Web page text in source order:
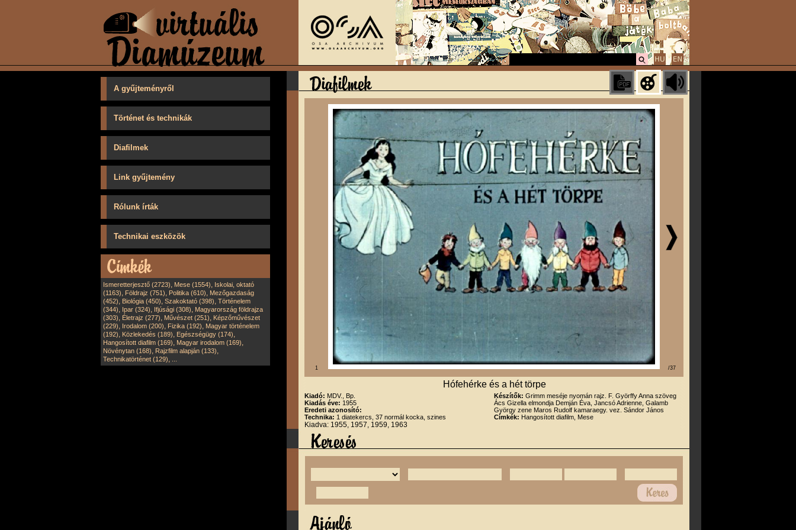
A gyűjteményről
Történet és technikák
Diafilmek
Link gyűjtemény
Rólunk írták
Technikai eszközök
Ismeretterjesztő (2723), Mese (1554), Iskolai, oktató
(1163), Földrajz (751), Politika (610), Mezőgazdaság
(452), Biológia (450), Szakoktató (398), Történelem
(344), Ipar (324), Ifjúsági (308), Magyarország földrajza
(303), Életrajz (277), Művészet (251), Képzőművészet
(229), Irodalom (200), Fizika (192), Magyar történelem
(192), Közlekedés (189), Egészségügy (174),
Hangosított diafilm (169), Magyar irodalom (169),
Növénytan (168), Rajzfilm alapján (133),
Technikatörténet (129),
1 /37
Hófehérke és a hét törpe
Kiadó: MDV., Bp.
Kiadás éve: 1955
Eredeti azonosító:
Technika: 1 diatekercs, 37 normál kocka, szines
Készítők: Grimm meséje nyomán rajz. F. Györffy Anna szöveg
Ács Gizella elmondja Demján Éva, Jancsó Adrienne, Galamb
György zene Maros Rudolf kamaraegy. vez. Sándor János
Címkék: Hangosított diafilm, Mese
Kiadva: 1955, 1957, 1959, 1963